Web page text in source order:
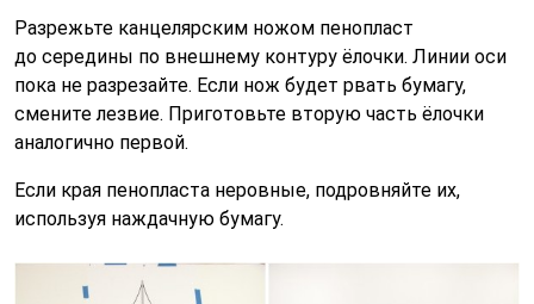
Разрежьте канцелярским ножом пенопласт
до середины по внешнему контуру ёлочки. Линии оси
пока не разрезайте. Если нож будет рвать бумагу,
смените лезвие. Приготовьте вторую часть ёлочки
аналогично первой.
Если края пенопласта неровные, подровняйте их,
используя наждачную бумагу.